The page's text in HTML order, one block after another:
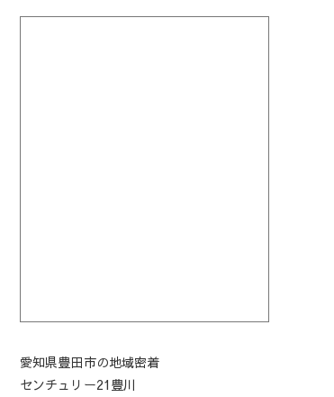
愛知県豊田市の地域密着
センチュリー21豊川